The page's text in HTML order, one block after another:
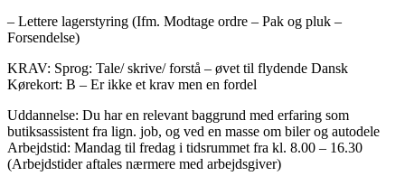
– Lettere lagerstyring (Ifm. Modtage ordre – Pak og pluk –
Forsendelse)
KRAV: Sprog: Tale/ skrive/ forstå – øvet til flydende Dansk
Kørekort: B – Er ikke et krav men en fordel
Uddannelse: Du har en relevant baggrund med erfaring som
butiksassistent fra lign. job, og ved en masse om biler og autodele
Arbejdstid: Mandag til fredag i tidsrummet fra kl. 8.00 – 16.30
(Arbejdstider aftales nærmere med arbejdsgiver)